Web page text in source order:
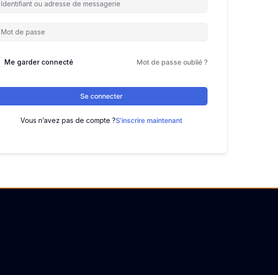
Me garder connecté Mot de passe oublié ?
Se connecter
Vous n’avez pas de compte ?S’inscrire maintenant